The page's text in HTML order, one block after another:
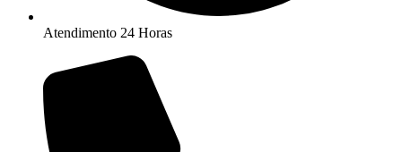
Atendimento 24 Horas